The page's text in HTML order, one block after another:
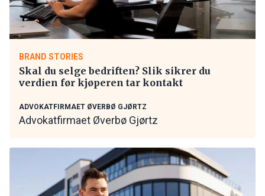
BRAND STORIES
Skal du selge bedriften? Slik sikrer du
verdien før kjøperen tar kontakt
ADVOKATFIRMAET ØVERBØ GJØRTZ
Advokatfirmaet Øverbø Gjørtz